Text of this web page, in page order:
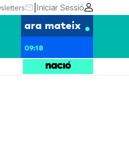
Iniciar Sessió
ara mateix
09:18